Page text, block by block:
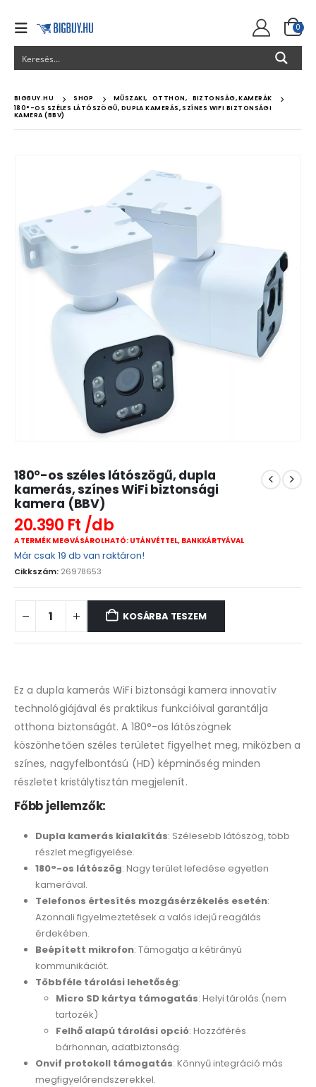
0
BIGBUY.HU SHOP MŰSZAKI, OTTHON,
BIZTONSÁG, KAMERÁK
180°-OS SZÉLES LÁTÓSZÖGŰ, DUPLA KAMERÁS, SZÍNES WIFI BIZTONSÁGI
KAMERA (BBV)
180°-os széles látószögű, dupla
kamerás, színes WiFi biztonsági
kamera (BBV)
20.390 Ft
A TERMÉK MEGVÁSÁROLHATÓ: UTÁNVÉTTEL, BANKKÁRTYÁVAL
Már csak 19 db van raktáron!
Cikkszám: 26978653
KOSÁRBA TESZEM
Ez a dupla kamerás WiFi biztonsági kamera innovatív
technológiájával és praktikus funkcióival garantálja
otthona biztonságát. A 180°-os látószögnek
köszönhetően széles területet figyelhet meg, miközben a
színes, nagyfelbontású (HD) képminőség minden
részletet kristálytisztán megjelenít.
Főbb jellemzők:
Dupla kamerás kialakítás: Szélesebb látószög, több
részlet megfigyelése.
180°-os látószög: Nagy terület lefedése egyetlen
kamerával.
Telefonos értesítés mozgásérzékelés esetén:
Azonnali figyelmeztetések a valós idejű reagálás
érdekében.
Beépített mikrofon: Támogatja a kétirányú
kommunikációt.
Többféle tárolási lehetőség:
Micro SD kártya támogatás: Helyi tárolás.(nem
tartozék)
Felhő alapú tárolási opció: Hozzáférés
bárhonnan, adatbiztonság.
Onvif protokoll támogatás: Könnyű integráció más
megfigyelőrendszerekkel.